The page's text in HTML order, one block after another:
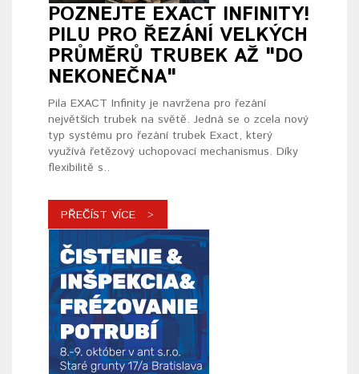
POZNEJTE EXACT INFINITY!
PILU PRO ŘEZÁNÍ VELKÝCH
PRŮMĚRŮ TRUBEK AŽ "DO
NEKONEČNA"
Pila EXACT Infinity je navržena pro řezání
největších trubek na světě. Jedná se o zcela nový
typ systému pro řezání trubek Exact, který
využívá řetězový uchopovací mechanismus. Díky
flexibilitě s..
PŘEČÍST VÍCE